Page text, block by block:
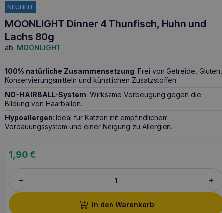
NEUHEIT
MOONLIGHT Dinner 4 Thunfisch, Huhn und
Lachs 80g
ab: MOONLIGHT
100% natürliche Zusammensetzung: Frei von Getreide, Gluten,
Konservierungsmitteln und künstlichen Zusatzstoffen.
NO-HAIRBALL-System: Wirksame Vorbeugung gegen die
Bildung von Haarballen.
Hypoallergen: Ideal für Katzen mit empfindlichem
Verdauungssystem und einer Neigung zu Allergien.
1,90€
– +
In den Warenkorb